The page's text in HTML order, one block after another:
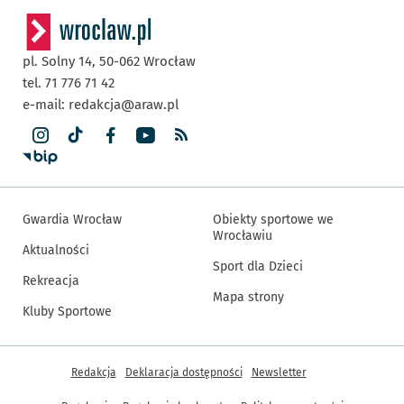
pl. Solny 14, 50-062 Wrocław
tel. 71 776 71 42
e-mail: redakcja@araw.pl
Gwardia Wrocław
Aktualności
Rekreacja
Kluby Sportowe
Obiekty sportowe we
Wrocławiu
Sport dla Dzieci
Mapa strony
Inne informacje
Redakcja Deklaracja dostępności Newsletter